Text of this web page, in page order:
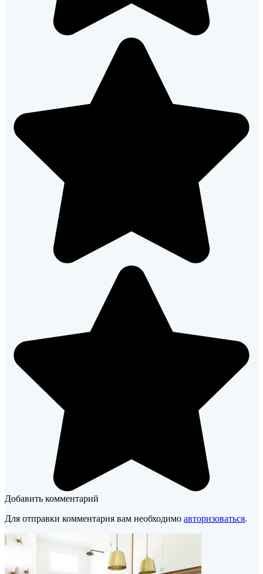
Добавить комментарий
Для отправки комментария вам необходимо авторизоваться.